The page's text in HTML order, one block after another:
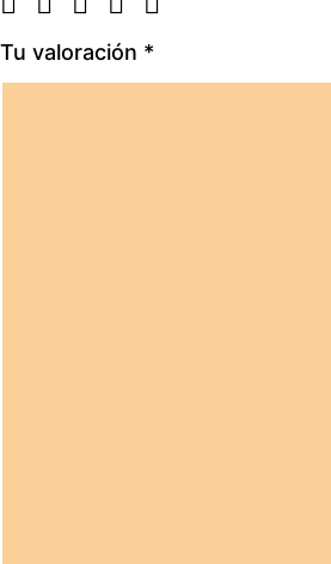
Tu valoración *